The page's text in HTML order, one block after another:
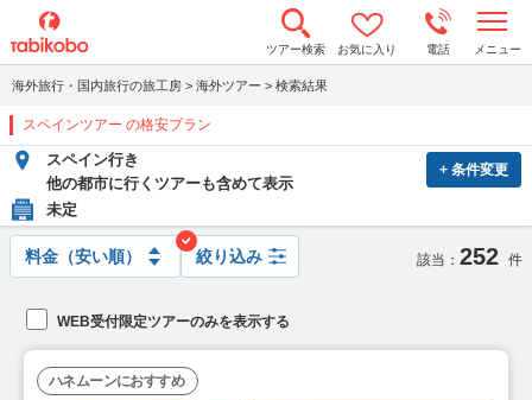
ツアー検索 お気に入り 電話 メニュー
o
n
a
v
t
海外旅行・国内旅行の旅工房 > 海外ツアー > 検索結果
スペインツアー の格安プラン
+ 条件変更
スペイン行き
他の都市に行くツアーも含めて表示
未定
絞り込み 該当： 252 件
WEB受付限定ツアーのみを表示する
ハネムーンにおすすめ